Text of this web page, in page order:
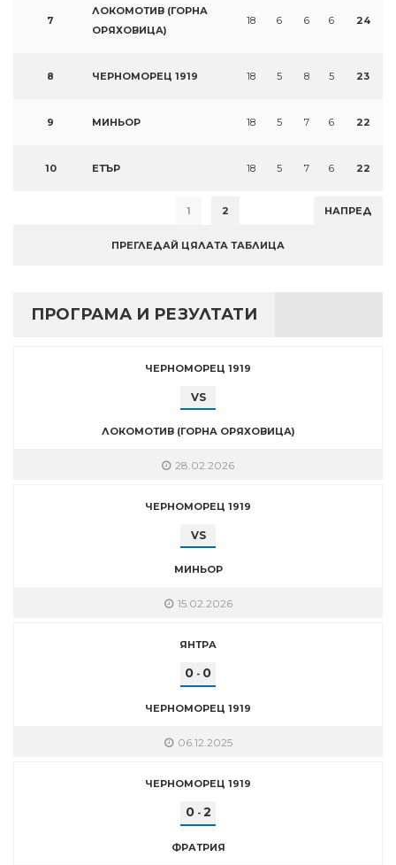
7
ЛОКОМОТИВ (ГОРНА
ОРЯХОВИЦА)
18 6 6 6 24
8 ЧЕРНОМОРЕЦ 1919 18 5 8 5 23
9 МИНЬОР 18 5 7 6 22
10 ЕТЪР 18 5 7 6 22
1 2 НАПРЕД
ПРЕГЛЕДАЙ ЦЯЛАТА ТАБЛИЦА
ПРОГРАМА И РЕЗУЛТАТИ
ЧЕРНОМОРЕЦ 1919
VS
ЛОКОМОТИВ (ГОРНА ОРЯХОВИЦА)
28.02.2026
ЧЕРНОМОРЕЦ 1919
VS
МИНЬОР
15.02.2026
ЯНТРА
0 - 0
ЧЕРНОМОРЕЦ 1919
06.12.2025
ЧЕРНОМОРЕЦ 1919
0- 2
ФРАТРИЯ